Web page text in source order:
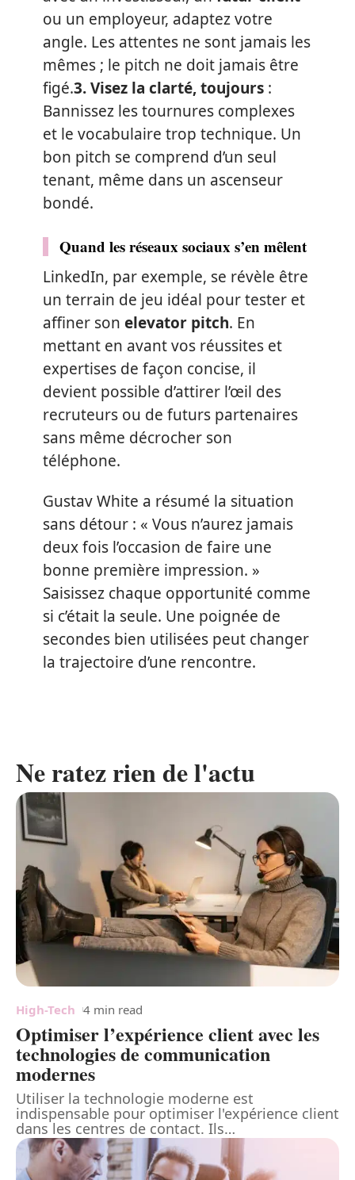
ou un employeur, adaptez votre
angle. Les attentes ne sont jamais les
mêmes ; le pitch ne doit jamais être
figé.3. Visez la clarté, toujours :
Bannissez les tournures complexes
et le vocabulaire trop technique. Un
bon pitch se comprend d’un seul
tenant, même dans un ascenseur
bondé.
Quand les réseaux sociaux s’en mêlent
LinkedIn, par exemple, se révèle être
un terrain de jeu idéal pour tester et
affiner son elevator pitch. En
mettant en avant vos réussites et
expertises de façon concise, il
devient possible d’attirer l’œil des
recruteurs ou de futurs partenaires
sans même décrocher son
téléphone.
Gustav White a résumé la situation
sans détour : « Vous n’aurez jamais
deux fois l’occasion de faire une
bonne première impression. »
Saisissez chaque opportunité comme
si c’était la seule. Une poignée de
secondes bien utilisées peut changer
la trajectoire d’une rencontre.
Ne ratez rien de l'actu
High-Tech 4 min read
Optimiser l’expérience client avec les
technologies de communication
modernes
Utiliser la technologie moderne est
indispensable pour optimiser l'expérience client
dans les centres de contact. Ils…